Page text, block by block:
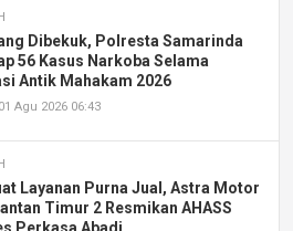
Dibekuk, Polresta Samarinda
56 Kasus Narkoba Selama
Antik Mahakam 2026
Layanan Purna Jual, Astra Motor